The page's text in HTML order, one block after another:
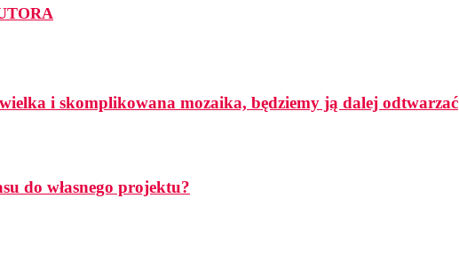
i skomplikowana mozaika, będziemy ją dalej odtwarzać
do własnego projektu?